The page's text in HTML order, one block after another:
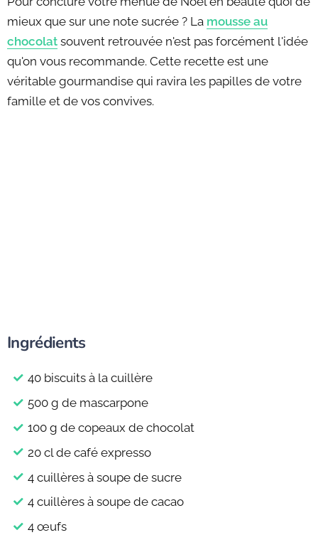
mieux que sur une note sucrée ? La mousse au
chocolat souvent retrouvée n'est pas forcément l'idée
qu'on vous recommande. Cette recette est une
véritable gourmandise qui ravira les papilles de votre
famille et de vos convives.
Ingrédients
40 biscuits à la cuillère
500 g de mascarpone
100 g de copeaux de chocolat
20 cl de café expresso
4 cuillères à soupe de sucre
4 cuillères à soupe de cacao
4 œufs